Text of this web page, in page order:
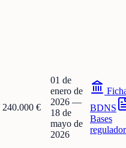
240.000 €
01 de
enero de
2026 —
18 de
mayo de
2026
BDNS
Bases